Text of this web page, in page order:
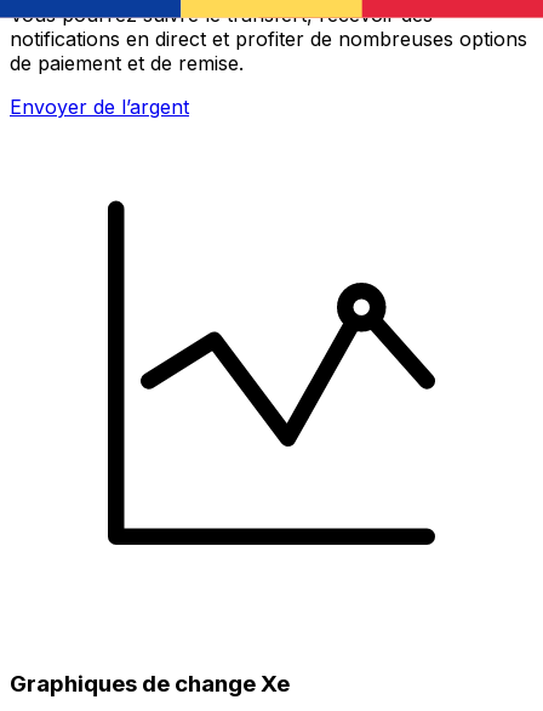
Vous pourrez suivre le transfert, recevoir des
notifications en direct et profiter de nombreuses options
de paiement et de remise.
Envoyer de l’argent
Graphiques de change Xe